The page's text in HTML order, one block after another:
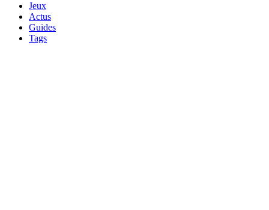
Jeux
Actus
Guides
Tags